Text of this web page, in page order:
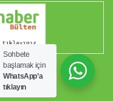
Sohbete
başlamak için
WhatsApp’a
tıklayın